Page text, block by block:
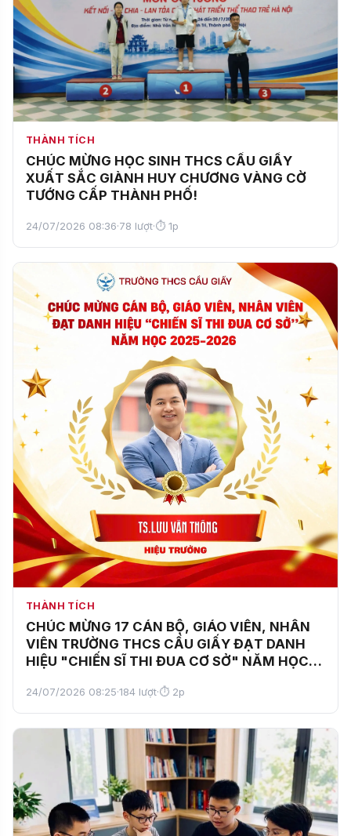
THÀNH TÍCH
CHÚC MỪNG HỌC SINH THCS CẦU GIẤY
XUẤT SẮC GIÀNH HUY CHƯƠNG VÀNG CỜ
TƯỚNG CẤP THÀNH PHỐ!
24/07/2026 08:36·78 lượt·⏱ 1p
THÀNH TÍCH
CHÚC MỪNG 17 CÁN BỘ, GIÁO VIÊN, NHÂN
VIÊN TRƯỜNG THCS CẦU GIẤY ĐẠT DANH
HIỆU "CHIẾN SĨ THI ĐUA CƠ SỞ" NĂM HỌC
24/07/2026 08:25·184 lượt·⏱ 2p